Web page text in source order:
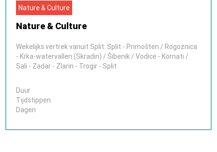
Nature & Culture
Nature & Culture
Wekelijks vertrek vanuit Split: Split - Primošten / Rogoznica
- Krka-watervallen (Skradin) / Šibenik / Vodice - Kornati /
Sali - Zadar - Zlarin - Trogir - Split
Duur
Tijdstippen
Dagen